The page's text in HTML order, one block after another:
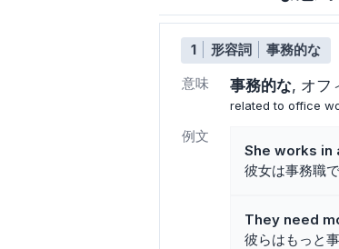
1 形容詞
事務的な
意味
事務的な オフ
related to office
例文
She works in
彼女は事務職
They need
彼らはもっと